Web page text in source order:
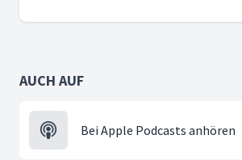
AUCH AUF
Bei Apple Podcasts anhören